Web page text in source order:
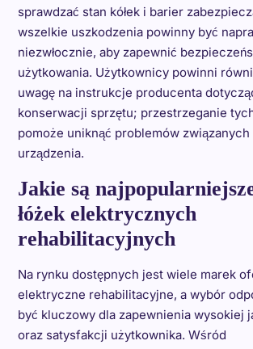
sprawdzać stan kółek i barier
wszelkie uszkodzenia powinny być
niezwłocznie, aby zapewnić
użytkowania. Użytkownicy powinni
uwagę na instrukcje producenta
konserwacji sprzętu; przestrzeganie
pomoże uniknąć problemów
urządzenia.
Jakie są
łóżek elektrycznych
rehabilitacyjnych
Na rynku dostępnych jest wiele marek
elektryczne rehabilitacyjne, a wybór
być kluczowy dla zapewnienia wysokiej
oraz satysfakcji użytkownika. Wśród